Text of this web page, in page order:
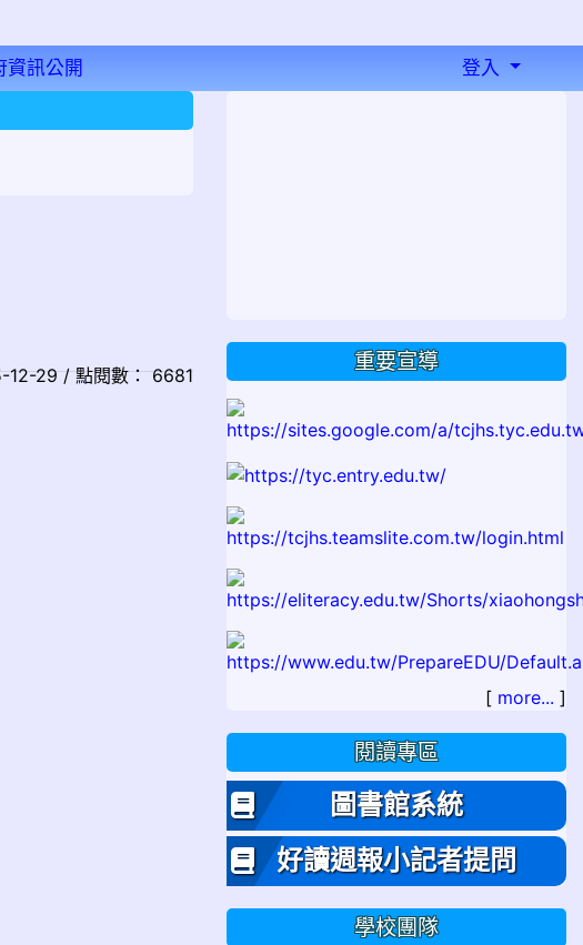
訊公開 登入
29 / 點閱數： 6681
重要宣導
[ more... ]
閱讀專區
圖書館系統
好讀週報小記者提問
學校團隊